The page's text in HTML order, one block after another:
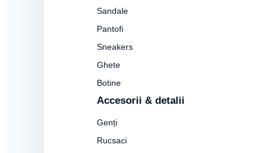
Sandale
Pantofi
Sneakers
Ghete
Botine
Accesorii & detalii
Genți
Rucsaci